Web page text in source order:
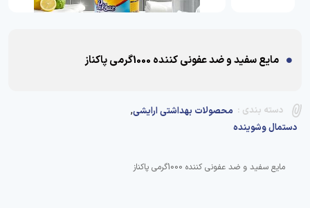
مایع سفید و ضد عفونی کننده 1000گرمی پاکناز
دسته بندی : محصولات بهداشتی ارایشی,
دستمال وشوینده
مایع سفید و ضد عفونی کننده 1000گرمی پاکناز